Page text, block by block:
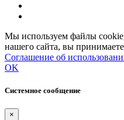
Мы используем файлы
нашего сайта, вы
Соглашение об
OK
Системное сообщение
×